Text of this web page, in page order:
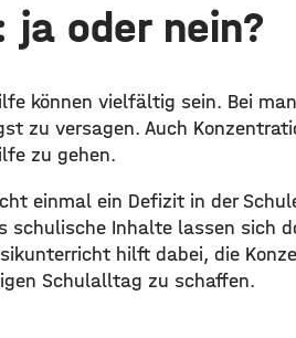
ja oder nein?
können vielfältig sein. Bei
zu versagen. Auch
zu gehen.
einmal ein Defizit in der
schulische Inhalte lassen sich
hilft dabei, die
Schulalltag zu schaffen.